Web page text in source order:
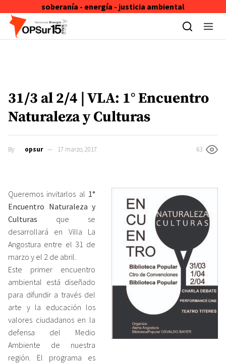
soberanía - energía - justicia ambiental
Skip to content
31/3 al 2/4 | VLA: 1° Encuentro
Naturaleza y Culturas
By opsur 17 marzo, 2017 63
Queremos invitarlos al 1°
Encuentro Naturaleza y
Culturas que se
desarrollará en Villa La
Angostura entre el 31 de
marzo y ​el 2 de abril.
Este ​primer ​encuentro
ambiental está diseñado
para difundir a través del
arte y la educación los
valores ciudadanos en la
defensa del Medio
Ambiente de nuestra
región. E​l programa es